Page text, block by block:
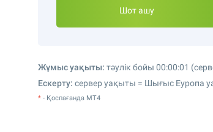
Шот ашу
Жұмыс уақыты: тәулік бойы 00:00:01
Ескерту: сервер уақыты = Шығыс Еуропа
* - Қоспағанда MT4